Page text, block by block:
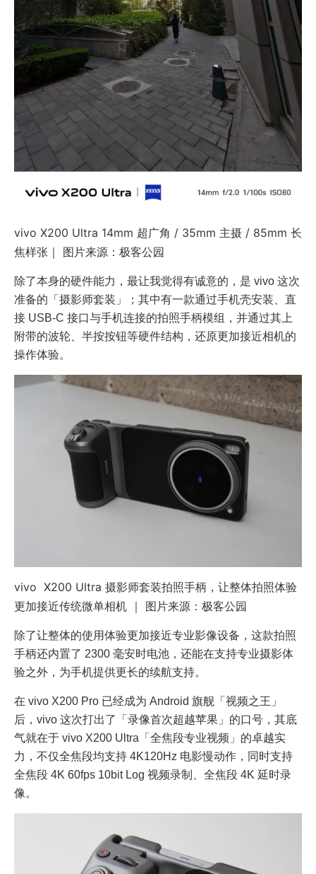
vivo X200 Ultra 14mm 超广角 / 35mm 主摄 / 85mm 长
焦样张｜ 图片来源：极客公园
除了本身的硬件能力，最让我觉得有诚意的，是 vivo 这次
准备的「摄影师套装」；其中有一款通过手机壳安装、直
接 USB-C 接口与手机连接的拍照手柄模组，并通过其上
附带的波轮、半按按钮等硬件结构，还原更加接近相机的
操作体验。
vivo X200 Ultra 摄影师套装拍照手柄，让整体拍照体验
更加接近传统微单相机 ｜ 图片来源：极客公园
除了让整体的使用体验更加接近专业影像设备，这款拍照
手柄还内置了 2300 毫安时电池，还能在支持专业摄影体
验之外，为手机提供更长的续航支持。
在 vivo X200 Pro 已经成为 Android 旗舰「视频之王」
后，vivo 这次打出了「录像首次超越苹果」的口号，其底
气就在于 vivo X200 Ultra「全焦段专业视频」的卓越实
力，不仅全焦段均支持 4K120Hz 电影慢动作，同时支持
全焦段 4K 60fps 10bit Log 视频录制、全焦段 4K 延时录
像。